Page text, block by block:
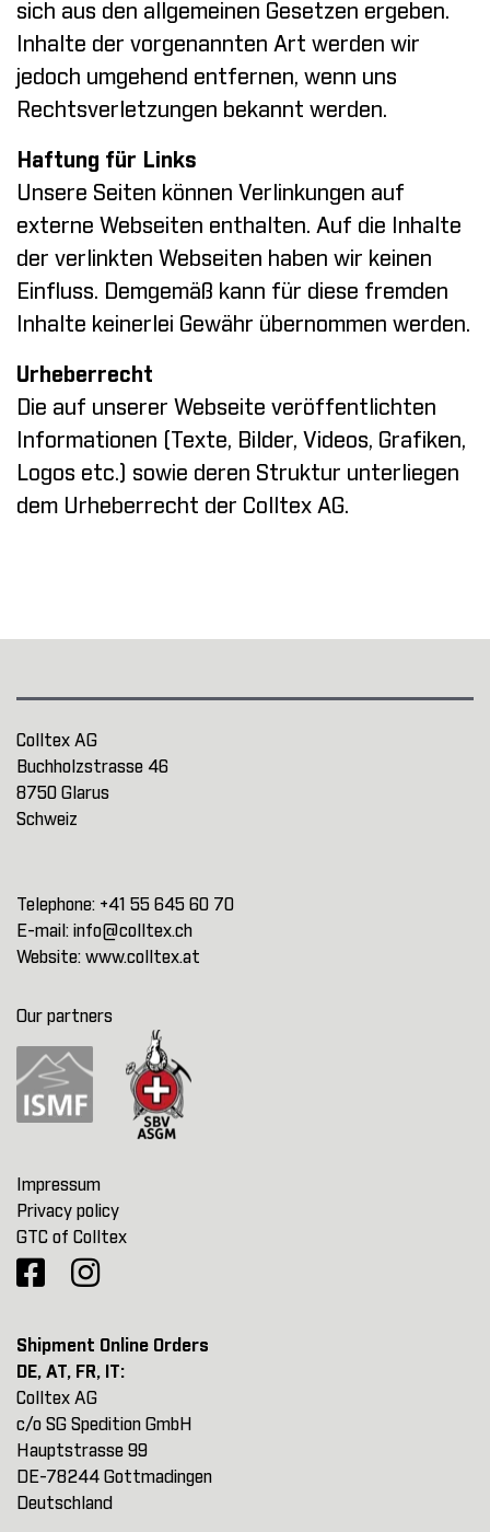
sich aus den allgemeinen Gesetzen ergeben.
Inhalte der vorgenannten Art werden wir
jedoch umgehend entfernen, wenn uns
Rechtsverletzungen bekannt werden.
Haftung für Links
Unsere Seiten können Verlinkungen auf
externe Webseiten enthalten. Auf die Inhalte
der verlinkten Webseiten haben wir keinen
Einfluss. Demgemäß kann für diese fremden
Inhalte keinerlei Gewähr übernommen werden.
Urheberrecht
Die auf unserer Webseite veröffentlichten
Informationen (Texte, Bilder, Videos, Grafiken,
Logos etc.) sowie deren Struktur unterliegen
dem Urheberrecht der Colltex AG.
Colltex AG
Buchholzstrasse 46
8750 Glarus
Schweiz
Telephone: +41 55 645 60 70
E-mail: info@colltex.ch
Website: www.colltex.at
Our partners
Impressum
Privacy policy
GTC of Colltex
Shipment Online Orders
DE, AT, FR, IT:
Colltex AG
c/o SG Spedition GmbH
Hauptstrasse 99
DE-78244 Gottmadingen
Deutschland